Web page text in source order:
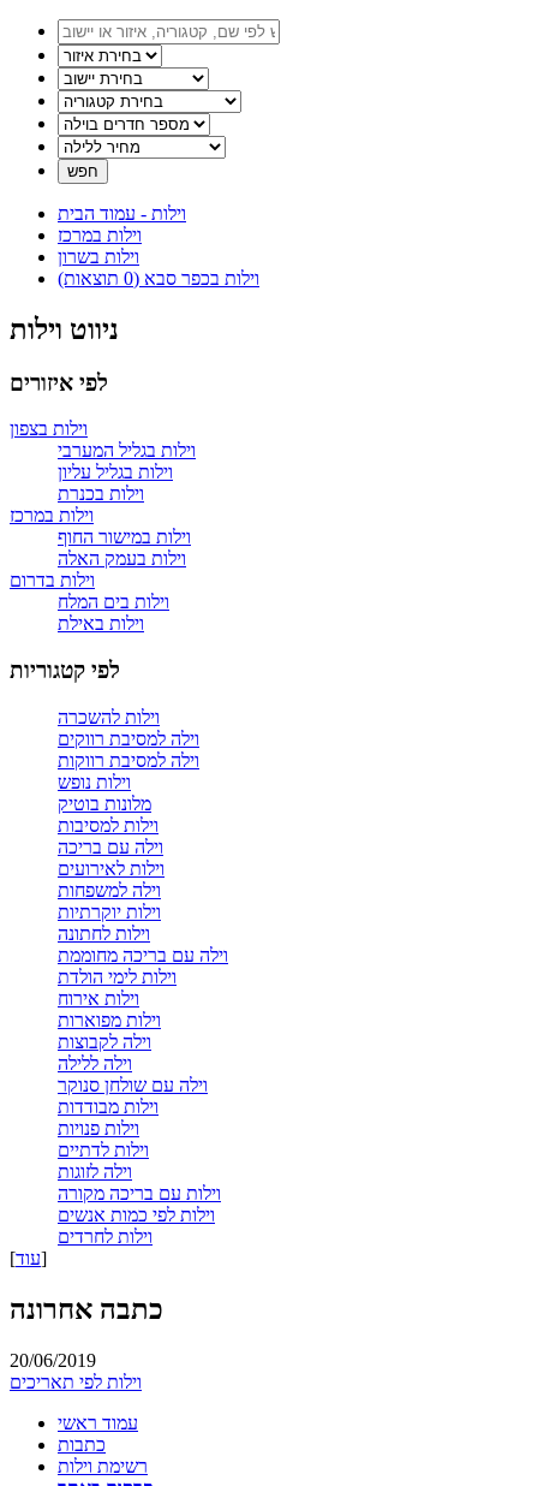
וילות - עמוד הבית
וילות במרכז
וילות בשרון
וילות בכפר סבא (0 תוצאות)
ניווט וילות
לפי איזורים
וילות בצפון
וילות בגליל המערבי
וילות בגליל עליון
וילות בכנרת
וילות במרכז
וילות במישור החוף
וילות בעמק האלה
וילות בדרום
וילות בים המלח
וילות באילת
לפי קטגוריות
וילות להשכרה
וילה למסיבת רווקים
וילה למסיבת רווקות
וילות נופש
מלונות בוטיק
וילות למסיבות
וילה עם בריכה
וילות לאירועים
וילה למשפחות
וילות יוקרתיות
וילות לחתונה
וילה עם בריכה מחוממת
וילות לימי הולדת
וילות אירוח
וילות מפוארות
וילה לקבוצות
וילה ללילה
וילה עם שולחן סנוקר
וילות מבודדות
וילות פנויות
וילות לדתיים
וילה לזוגות
וילות עם בריכה מקורה
וילות לפי כמות אנשים
וילות לחרדים
[עוד]
כתבה אחרונה
20/06/2019
וילות לפי תאריכים
עמוד ראשי
כתבות
רשימת וילות